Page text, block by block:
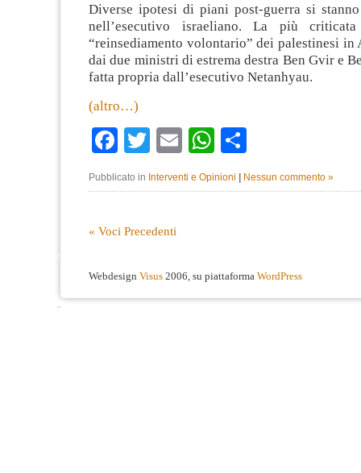
Diverse ipotesi di piani post-guerra si
nell’esecutivo israeliano. La più
“reinsediamento volontario” dei palestinesi in
dai due ministri di estrema destra Ben Gvir e
fatta propria dall’esecutivo Netanhyau.
(altro…)
Facebook
TwitterEmailWhatsApp
Pubblicato in Interventi e Opinioni Nessun commento »
« Voci Precedenti
Webdesign Visus 2006, su piattaforma WordPress